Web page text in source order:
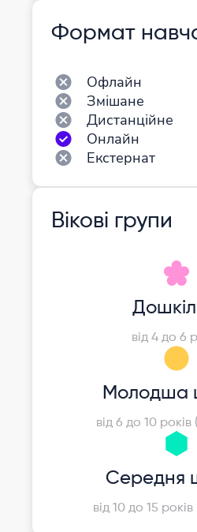
Формат
Офлайн
Змішане
Дистанційне
Онлайн
Екстернат
Вікові групи
від 4 до 6
Молодша
від 6 до 10
Середня
від 10 до 15